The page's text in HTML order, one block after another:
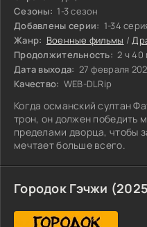
Сезоны: 1-3 сезон
Добавлены серии: 1-34
Жанр: Военные фильмы /
Продолжительность: 2 ч 40
Дата выхода: 27 февраля
Качество: WEB-DLRip
Когда османский султан
трон, он должен победить
пределами дворца, чтобы
мечтает больше всего.
Городок Гэчжи